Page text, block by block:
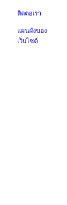
ติดต่อเรา
แผนผังของ
เว็บไซต์